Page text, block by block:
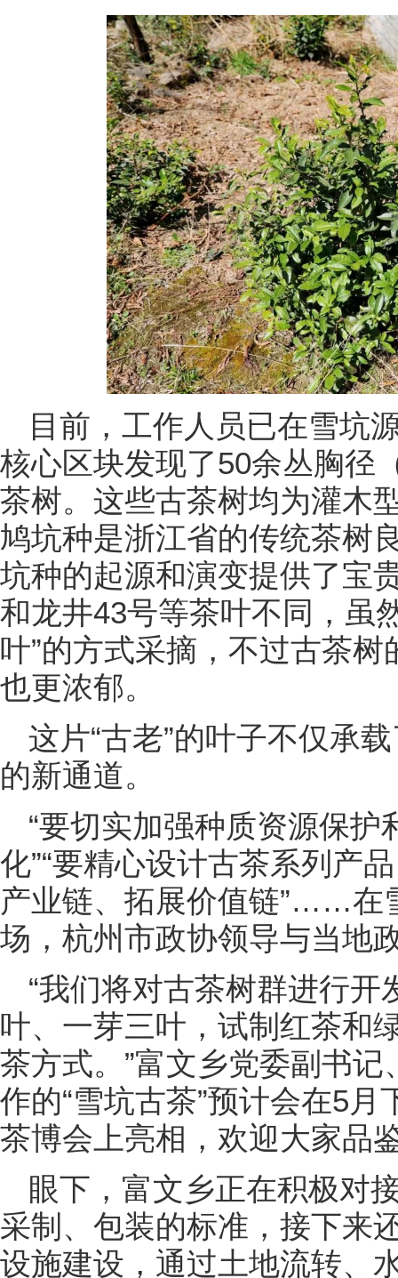
目前，工作人员已在雪坑
核心区块发现了50余丛胸径
茶树。这些古茶树均为灌木
鸠坑种是浙江省的传统茶树
坑种的起源和演变提供了宝
和龙井43号等茶叶不同，虽
叶”的方式采摘，不过古茶
也更浓郁。
这片“古老”的叶子不仅承
的新通道。
“要切实加强种质资源保
化”“要精心设计古茶系列产
产业链、拓展价值链”……在
场，杭州市政协领导与当地
“我们将对古茶树群进行
叶、一芽三叶，试制红茶和
茶方式。”富文乡党委副书
作的“雪坑古茶”预计会在5
茶博会上亮相，欢迎大家品
眼下，富文乡正在积极对
采制、包装的标准，接下来
设施建设，通过土地流转、